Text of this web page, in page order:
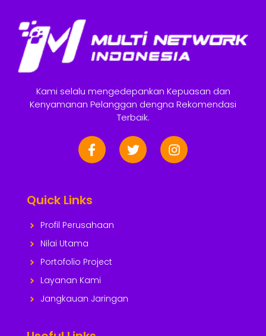
Kami selalu mengedepankan Kepuasan dan
Kenyamanan Pelanggan dengna Rekomendasi
Terbaik.
Quick Links
Profil Perusahaan
Nilai Utama
Portofolio Project
Layanan Kami
Jangkauan Jaringan